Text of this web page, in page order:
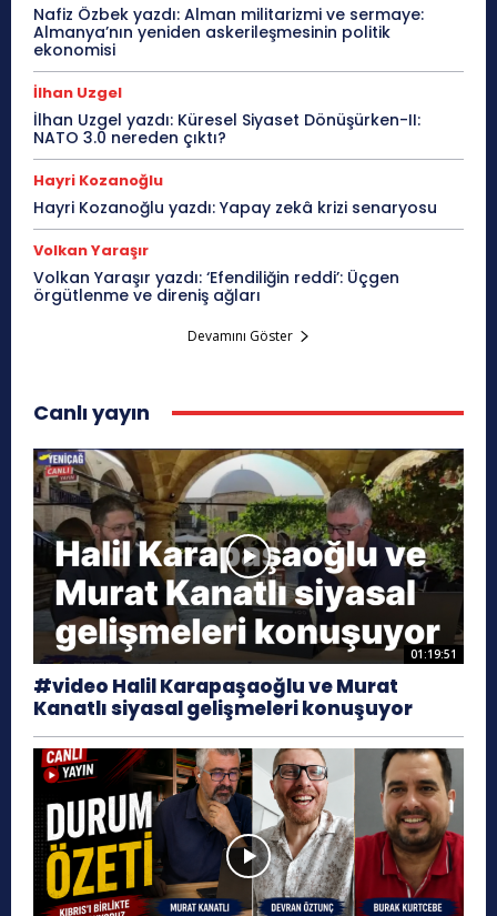
Nafiz Özbek yazdı: Alman militarizmi ve sermaye:
Almanya’nın yeniden askerileşmesinin politik
ekonomisi
İlhan Uzgel
İlhan Uzgel yazdı: Küresel Siyaset Dönüşürken-II:
NATO 3.0 nereden çıktı?
Hayri Kozanoğlu
Hayri Kozanoğlu yazdı: Yapay zekâ krizi senaryosu
Volkan Yaraşır
Volkan Yaraşır yazdı: ‘Efendiliğin reddi’: Üçgen
örgütlenme ve direniş ağları
Devamını Göster
Canlı yayın
01:19:51
#video Halil Karapaşaoğlu ve Murat
Kanatlı siyasal gelişmeleri konuşuyor